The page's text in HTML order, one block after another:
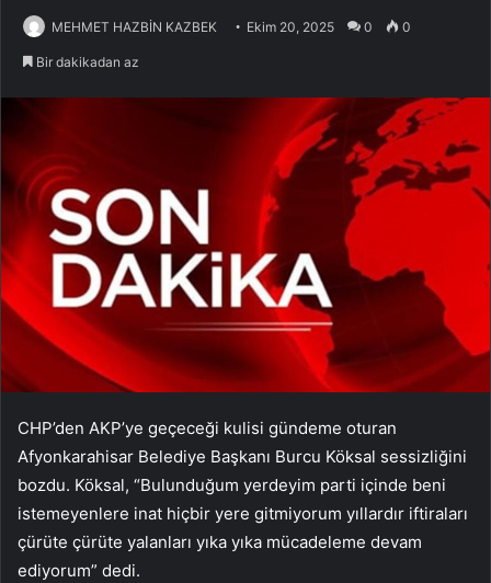
MEHMET HAZBİN KAZBEK Ekim 20, 2025 0 0
Bir dakikadan az
CHP’den AKP’ye geçeceği kulisi gündeme oturan
Afyonkarahisar Belediye Başkanı Burcu Köksal sessizliğini
bozdu. Köksal, “Bulunduğum yerdeyim parti içinde beni
istemeyenlere inat hiçbir yere gitmiyorum yıllardır iftiraları
çürüte çürüte yalanları yıka yıka mücadeleme devam
ediyorum” dedi.